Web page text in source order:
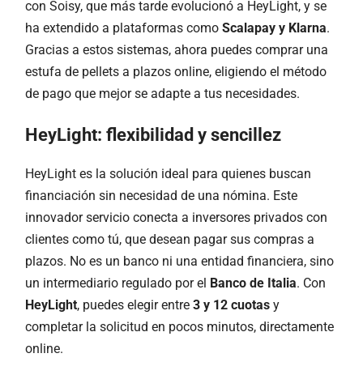
con Soisy, que más tarde evolucionó a HeyLight, y se
ha extendido a plataformas comoScalapay y Klarna.
Gracias a estos sistemas, ahora puedes comprar una
estufa de pellets a plazos online, eligiendo el método
de pago que mejor se adapte a tus necesidades.
HeyLight: flexibilidad y sencillez
HeyLight es la solución ideal para quienes buscan
financiación sin necesidad de una nómina. Este
innovador servicio conecta a inversores privados con
clientes como tú, que desean pagar sus compras a
plazos. No es un banco ni una entidad financiera, sino
un intermediario regulado por el Banco de Italia. Con
HeyLight, puedes elegir entre3 y 12 cuotas y
completar la solicitud en pocos minutos, directamente
online.